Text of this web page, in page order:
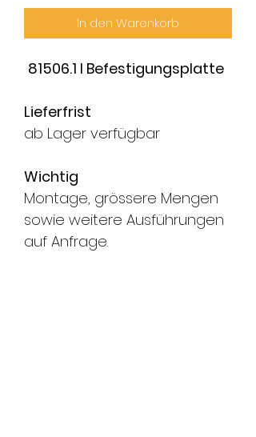
In den Warenkorb
81506.1 I Befestigungsplatte
Lieferfrist
ab Lager verfügbar
Wichtig
Montage, grössere Mengen
sowie weitere Ausführungen
auf Anfrage.